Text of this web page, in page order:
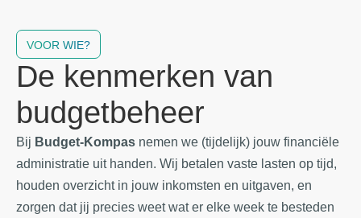
VOOR WIE?
De kenmerken van
budgetbeheer
Bij Budget-Kompas nemen we (tijdelijk) jouw financiële
administratie uit handen. Wij betalen vaste lasten op tijd,
houden overzicht in jouw inkomsten en uitgaven, en
zorgen dat jij precies weet wat er elke week te besteden